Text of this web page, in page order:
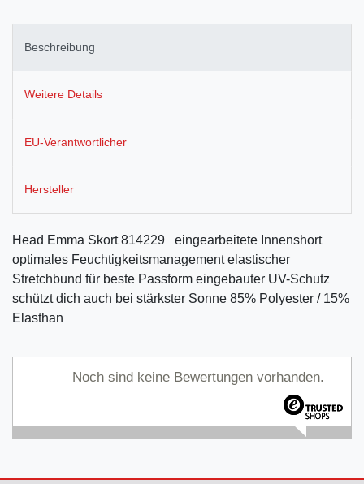
Beschreibung
Weitere Details
EU-Verantwortlicher
Hersteller
Head Emma Skort 814229 eingearbeitete Innenshort
optimales Feuchtigkeitsmanagement elastischer
Stretchbund für beste Passform eingebauter UV-Schutz
schützt dich auch bei stärkster Sonne 85% Polyester / 15%
Elasthan
Noch sind keine Bewertungen vorhanden.